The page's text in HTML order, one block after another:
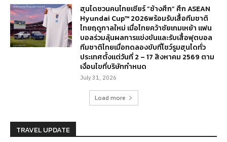
ฮุนไดชวนคนไทยเชียร์ “ช้างศึก” ศึก ASEAN
Hyundai Cup™ 2026พร้อมรับเสื้อทีมชาติ
ไทยฤดูกาลใหม่ เมื่อไทยคว้าชัยเกมเหย้า แฟน
บอลร่วมลุ้นผลการแข่งขันและรับเสื้อฟุตบอล
ทีมชาติไทยเมื่อทดลองขับที่โชว์รูมฮุนไดทั่ว
ประเทศตั้งแต่วันที่ 2 – 17 สิงหาคม 2569 ตาม
เงื่อนไขที่บริษัทกำหนด
July 31, 2026
Load more
TRAVEL UPDATE